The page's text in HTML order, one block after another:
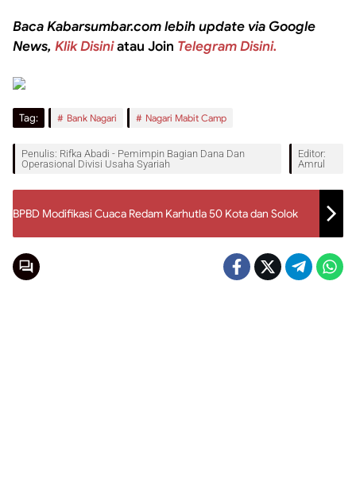
Baca Kabarsumbar.com lebih update via Google
News, Klik Disiniatau Join Telegram Disini.
Tag: Bank Nagari Nagari Mabit Camp
Penulis: Rifka Abadi - Pemimpin Bagian Dana Dan
Operasional Divisi Usaha Syariah
Editor:
Amrul
BPBD Modifikasi Cuaca Redam Karhutla 50 Kota dan Solok